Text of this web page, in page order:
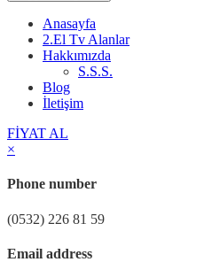
Anasayfa
2.El Tv Alanlar
Hakkımızda
S.S.S.
Blog
İletişim
FİYAT AL
×
Phone number
(0532) 226 81 59
Email address